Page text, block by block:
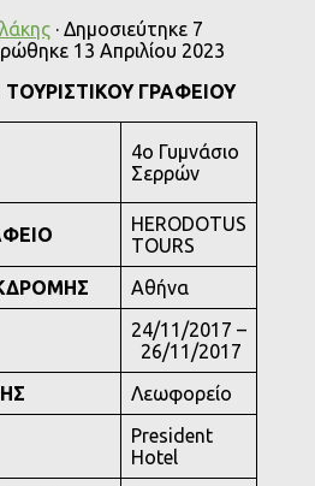
· Δημοσιεύτηκε 7
13 Απριλίου 2023
ΤΟΥΡΙΣΤΙΚΟΥ ΓΡΑΦΕΙΟΥ
4o Γυμνάσιο
Σερρών
HERODOTUS
TOURS
Αθήνα
24/11/2017 –
26/11/2017
Λεωφορείο
President
Hotel